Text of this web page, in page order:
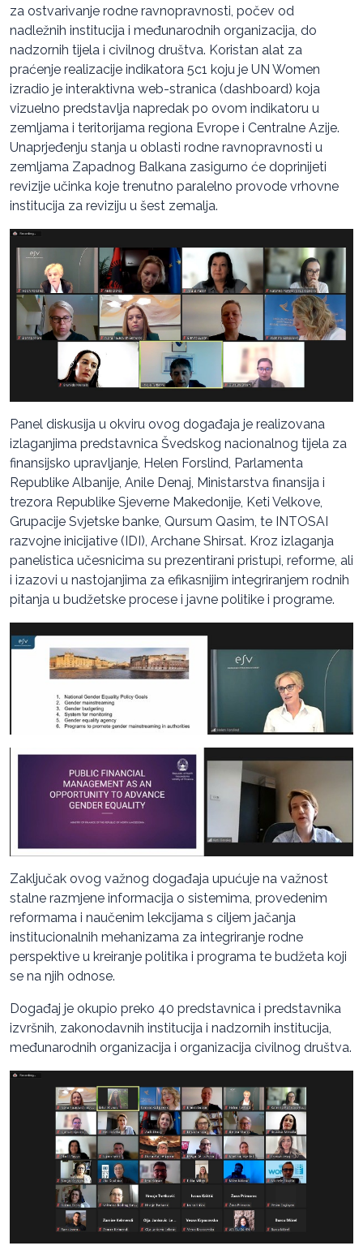
za ostvarivanje rodne ravnopravnosti, počev od
nadležnih institucija i međunarodnih organizacija, do
nadzornih tijela i civilnog društva. Koristan alat za
praćenje realizacije indikatora 5c1 koju je UN Women
izradio je interaktivna web-stranica (dashboard) koja
vizuelno predstavlja napredak po ovom indikatoru u
zemljama i teritorijama regiona Evrope i Centralne Azije.
Unaprjeđenju stanja u oblasti rodne ravnopravnosti u
zemljama Zapadnog Balkana zasigurno će doprinijeti
revizije učinka koje trenutno paralelno provode vrhovne
institucija za reviziju u šest zemalja.
Panel diskusija u okviru ovog događaja je realizovana
izlaganjima predstavnica Švedskog nacionalnog tijela za
finansijsko upravljanje, Helen Forslind, Parlamenta
Republike Albanije, Anile Denaj, Ministarstva finansija i
trezora Republike Sjeverne Makedonije, Keti Velkove,
Grupacije Svjetske banke, Qursum Qasim, te INTOSAI
razvojne inicijative (IDI), Archane Shirsat. Kroz izlaganja
panelistica učesnicima su prezentirani pristupi, reforme, ali
i izazovi u nastojanjima za efikasnijim integriranjem rodnih
pitanja u budžetske procese i javne politike i programe.
Zaključak ovog važnog događaja upućuje na važnost
stalne razmjene informacija o sistemima, provedenim
reformama i naučenim lekcijama s ciljem jačanja
institucionalnih mehanizama za integriranje rodne
perspektive u kreiranje politika i programa te budžeta koji
se na njih odnose.
Događaj je okupio preko 40 predstavnica i predstavnika
izvršnih, zakonodavnih institucija i nadzornih institucija,
međunarodnih organizacija i organizacija civilnog društva.